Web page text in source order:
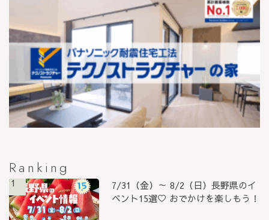
Ranking
1
7/31（金）～ 8/2（日）長野県のイ
ベント15選♡ おでかけを楽しもう！